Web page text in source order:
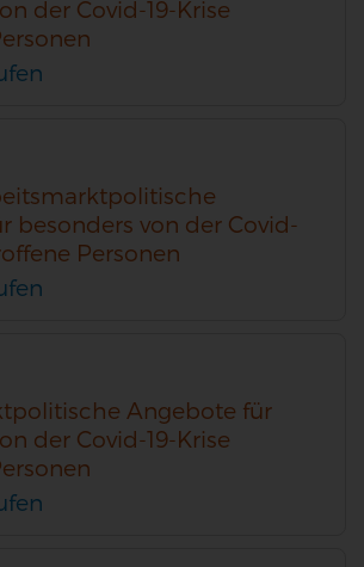
Ö
F
N
N
der Covid-19-Krise
besonders von der Covid-
Personen
Angebote für
der Covid-19-Krise